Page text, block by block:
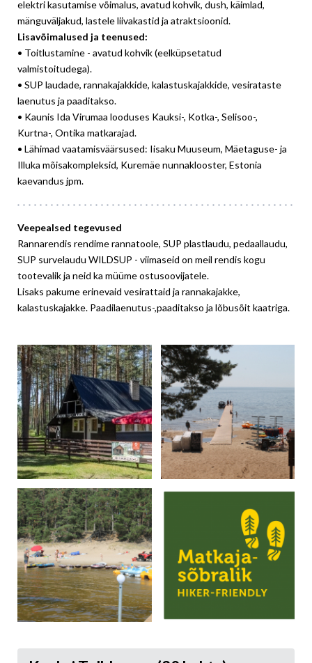
elektri kasutamise võimalus, avatud kohvik, dush, käimlad,
mänguväljakud, lastele liivakastid ja atraktsioonid.
Lisavõimalused ja teenused:
• Toitlustamine - avatud kohvik (eelküpsetatud
valmistoitudega).
• SUP laudade, rannakajakkide, kalastuskajakkide, vesirataste
laenutus ja paaditakso.
• Kaunis Ida Virumaa looduses Kauksi-, Kotka-, Selisoo-,
Kurtna-, Ontika matkarajad.
• Lähimad vaatamisväärsused: Iisaku Muuseum, Mäetaguse- ja
Illuka mõisakompleksid, Kuremäe nunnaklooster, Estonia
kaevandus jpm.
Veepealsed tegevused
Rannarendis rendime rannatoole, SUP plastlaudu, pedaallaudu,
SUP survelaudu WILDSUP - viimaseid on meil rendis kogu
tootevalik ja neid ka müüme ostusoovijatele.
Lisaks pakume erinevaid vesirattaid ja rannakajakke,
kalastuskajakke. Paadilaenutus-,paaditakso ja lõbusõit kaatriga.